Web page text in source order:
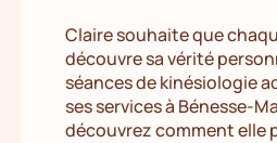
Claire souhaite que
découvre sa vérité
séances de kinésiologie
ses services à Bénesse-
découvrez comment elle